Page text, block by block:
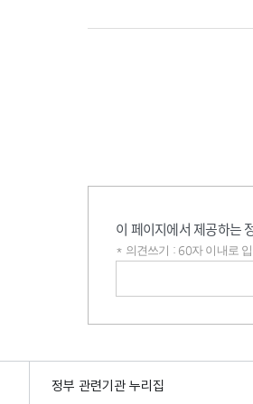
이 페이지에서 제공하는
* 의견쓰기 : 60자 이내로
정부 관련기관 누리집